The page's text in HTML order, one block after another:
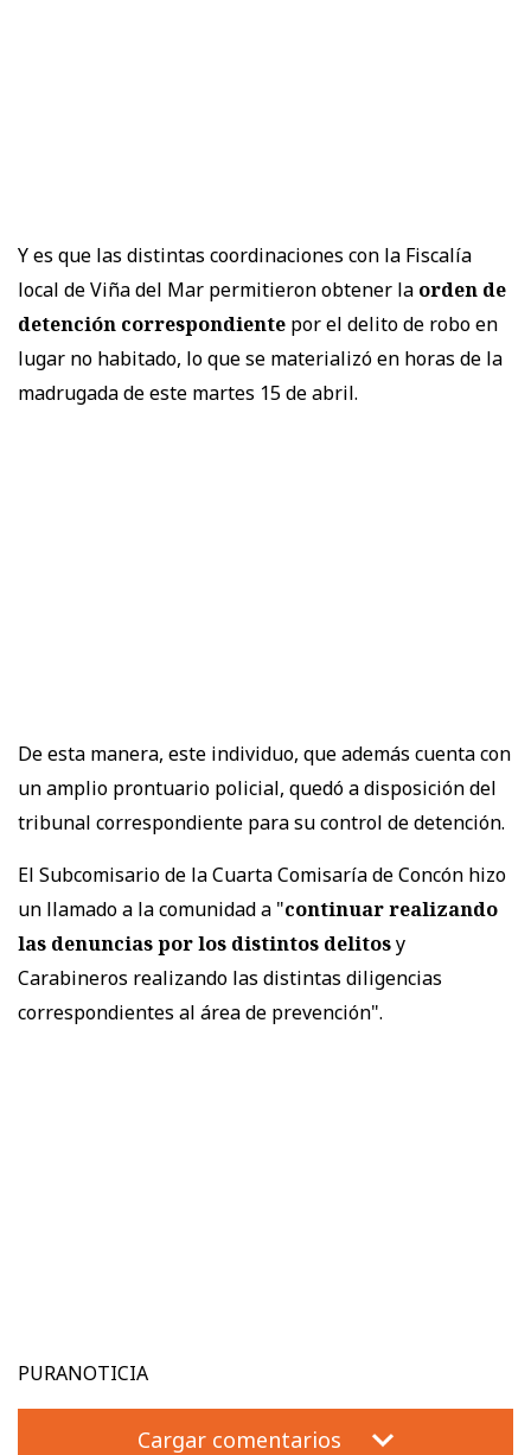
Y es que las distintas coordinaciones con la Fiscalía
local de Viña del Mar permitieron obtener la orden de
detención correspondiente por el delito de robo en
lugar no habitado, lo que se materializó en horas de la
madrugada de este martes 15 de abril.
De esta manera, este individuo, que además cuenta con
un amplio prontuario policial, quedó a disposición del
tribunal correspondiente para su control de detención.
El Subcomisario de la Cuarta Comisaría de Concón hizo
un llamado a la comunidad a "continuar realizando
las denuncias por los distintos delitosy
Carabineros realizando las distintas diligencias
correspondientes al área de prevención".
PURANOTICIA
Cargar comentarios